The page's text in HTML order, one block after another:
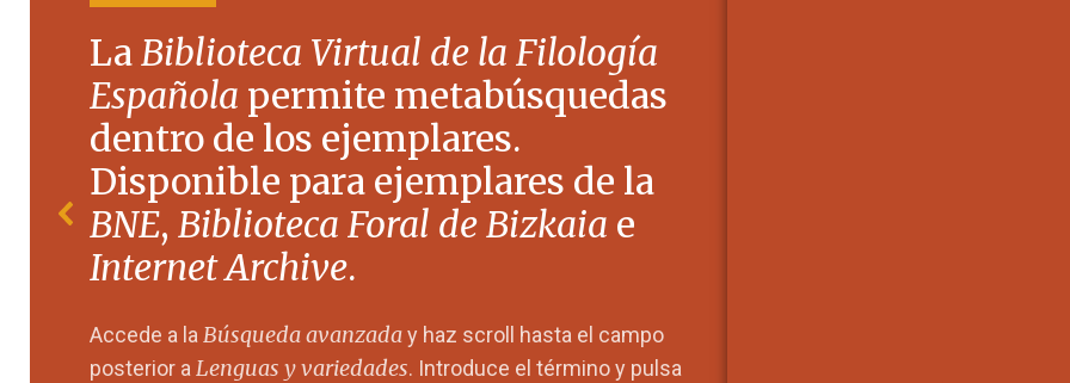
LaBiblioteca Virtual de la Filología
Española permite metabúsquedas
dentro de los ejemplares.
Disponible para ejemplares de la
BNE, Biblioteca Foral de Bizkaia e
Internet Archive.
Accede a laBúsqueda avanzaday haz scroll hasta el campo
posterior aLenguas y variedades. Introduce el término y pulsa